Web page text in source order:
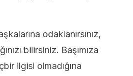
odaklanırsınız,
bilirsiniz. Başımıza
ilgisi olmadığına